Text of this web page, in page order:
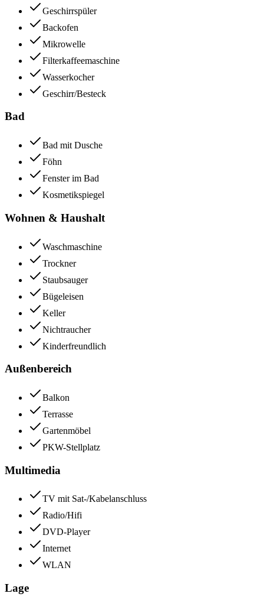
Geschirrspüler
Backofen
Mikrowelle
Filterkaffeemaschine
Wasserkocher
Geschirr/Besteck
Bad
Bad mit Dusche
Föhn
Fenster im Bad
Kosmetikspiegel
Wohnen & Haushalt
Waschmaschine
Trockner
Staubsauger
Bügeleisen
Keller
Nichtraucher
Kinderfreundlich
Außenbereich
Balkon
Terrasse
Gartenmöbel
PKW-Stellplatz
Multimedia
TV mit Sat-/Kabelanschluss
Radio/Hifi
DVD-Player
Internet
WLAN
Lage